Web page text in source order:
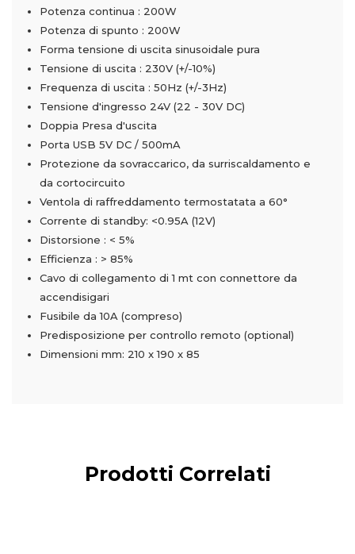
Potenza continua : 200W
Potenza di spunto : 200W
Forma tensione di uscita sinusoidale pura
Tensione di uscita : 230V (+/-10%)
Frequenza di uscita : 50Hz (+/-3Hz)
Tensione d'ingresso 24V (22 - 30V DC)
Doppia Presa d'uscita
Porta USB 5V DC / 500mA
Protezione da sovraccarico, da surriscaldamento e
da cortocircuito
Ventola di raffreddamento termostatata a 60°
Corrente di standby: <0.95A (12V)
Distorsione : < 5%
Efficienza : > 85%
Cavo di collegamento di 1 mt con connettore da
accendisigari
Fusibile da 10A (compreso)
Predisposizione per controllo remoto (optional)
Dimensioni mm: 210 x 190 x 85
Prodotti Correlati